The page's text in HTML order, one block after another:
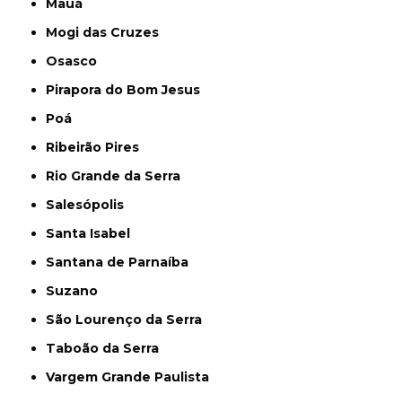
Mauá
Mogi das Cruzes
Osasco
Pirapora do Bom Jesus
Poá
Ribeirão Pires
Rio Grande da Serra
Salesópolis
Santa Isabel
Santana de Parnaíba
Suzano
São Lourenço da Serra
Taboão da Serra
Vargem Grande Paulista